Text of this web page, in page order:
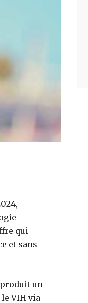
qui
et sans
produit un
VIH via